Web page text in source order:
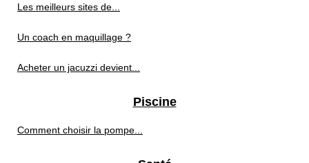
Les meilleurs sites de...
Un coach en maquillage ?
Acheter un jacuzzi devient...
Piscine
Comment choisir la pompe...